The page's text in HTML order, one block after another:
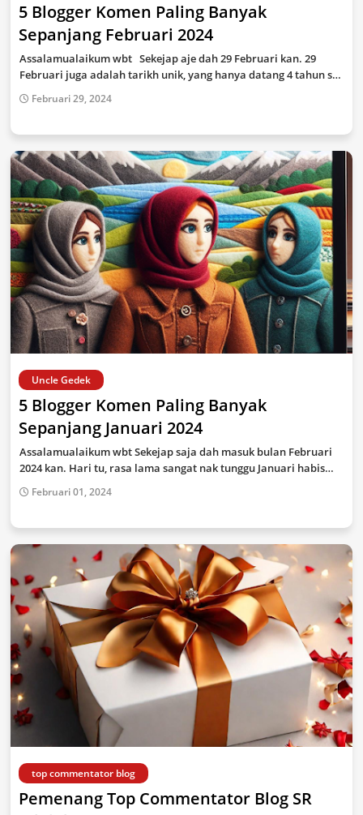
5 Blogger Komen Paling Banyak
Sepanjang Februari 2024
Assalamualaikum wbt Sekejap aje dah 29 Februari kan. 29
Februari juga adalah tarikh unik, yang hanya datang 4 tahun s…
Februari 29, 2024
Uncle Gedek
5 Blogger Komen Paling Banyak
Sepanjang Januari 2024
Assalamualaikum wbt Sekejap saja dah masuk bulan Februari
2024 kan. Hari tu, rasa lama sangat nak tunggu Januari habis…
Februari 01, 2024
top commentator blog
Pemenang Top Commentator Blog SR